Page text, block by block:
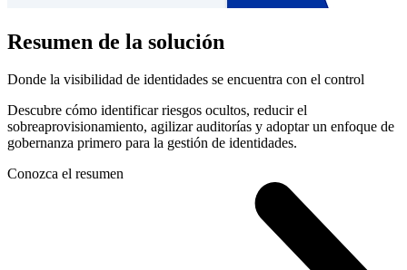
Resumen de la solución
Donde la visibilidad de identidades se encuentra con el control
Descubre cómo identificar riesgos ocultos, reducir el
sobreaprovisionamiento, agilizar auditorías y adoptar un enfoque de
gobernanza primero para la gestión de identidades.
Conozca el resumen